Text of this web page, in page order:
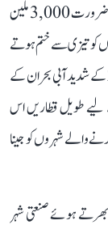
اس کے باوجود یہ مقدار ناکافی ثابت ہو رہی ہے۔ شہر کی یومیہ ضرورت 3,000 ملین
کو تیزی سے ختم ہوتے
زیرزمین پانی اور نجی ٹینکر مافیا پر انحصار کرنا پڑ رہا ہے۔ 2024 کے شدید آبی بحران کے
لیے طویل قطاریں اس
والے شہروں کو جینا
ہوئے صنعتی شہر